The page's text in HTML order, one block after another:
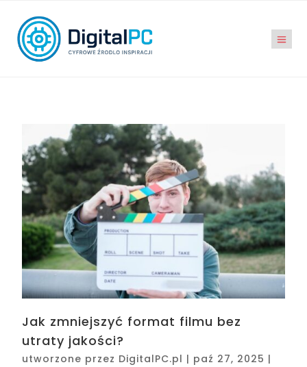
Jak zmniejszyć format filmu bez
utraty jakości?
utworzone przez DigitalPC.pl | paź 27, 2025 |